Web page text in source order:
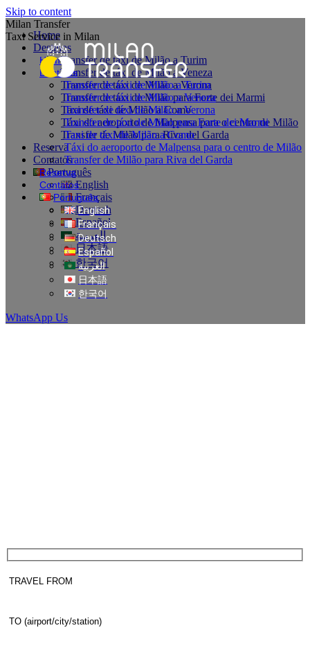
Skip to content
Milan Transfer
Taxi Service in Milan
Home
Destinos
Transfer de táxi de Milão a Turim
Transfer de táxi de Milão a Veneza
Transfer de táxi de Milão a Verona
Transfer de táxi de Milão para Forte dei Marmi
Taxi de táxi de Milão a Como
Táxi do aeroporto de Malpensa para o centro de Milão
Transfer de Milão para Riva del Garda
Reserva
Contatos
Português
English
Français
Deutsch
Español
العربية
日本語
한국어
WhatsApp Us
Home
Destinos
Transfer de táxi de Milão a Turim
Transfer de táxi de Milão a Veneza
Transfer de táxi de Milão a Verona
Transfer de táxi de Milão para Forte dei Marmi
Taxi de táxi de Milão a Como
Táxi do aeroporto de Malpensa para o centro de Milão
Transfer de Milão para Riva del Garda
Reserva
Contatos
Português
English
Français
Deutsch
Español
العربية
日本語
한국어
Private Transfer in